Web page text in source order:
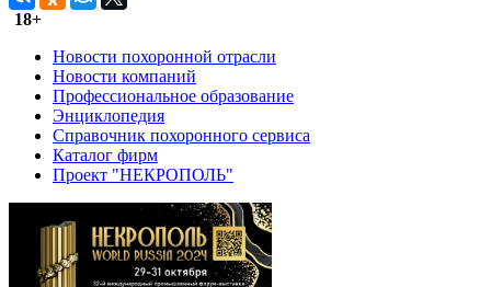
18+
Новости похоронной отрасли
Новости компаний
Профессиональное образование
Энциклопедия
Справочник похоронного сервиса
Каталог фирм
Проект "НЕКРОПОЛЬ"